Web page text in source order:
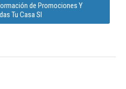
de Promociones Y
Tu Casa Sl